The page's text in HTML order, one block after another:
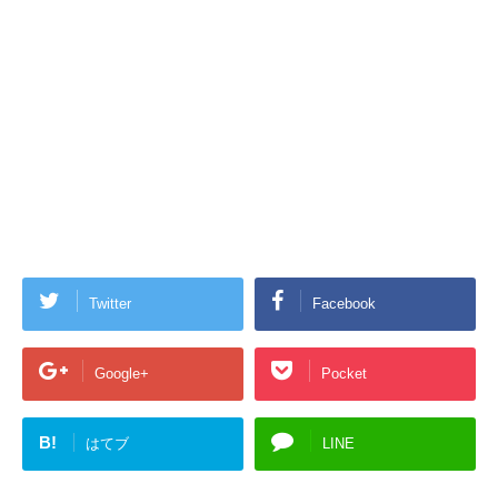
Twitter Facebook
Google+ Pocket
B! はてブ LINE